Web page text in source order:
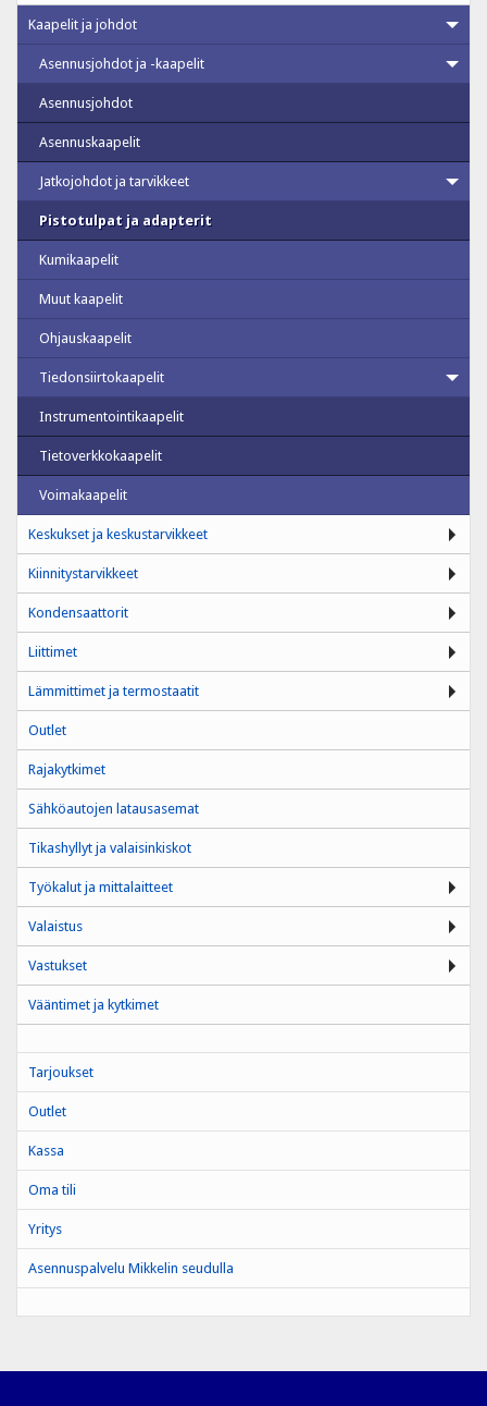
Kaapelit ja johdot
Asennusjohdot ja -kaapelit
Asennusjohdot
Asennuskaapelit
Jatkojohdot ja tarvikkeet
Pistotulpat ja adapterit
Kumikaapelit
Muut kaapelit
Ohjauskaapelit
Tiedonsiirtokaapelit
Instrumentointikaapelit
Tietoverkkokaapelit
Voimakaapelit
Keskukset ja keskustarvikkeet
Kiinnitystarvikkeet
Kondensaattorit
Liittimet
Lämmittimet ja termostaatit
Outlet
Rajakytkimet
Sähköautojen latausasemat
Tikashyllyt ja valaisinkiskot
Työkalut ja mittalaitteet
Valaistus
Vastukset
Vääntimet ja kytkimet
Tarjoukset
Outlet
Kassa
Oma tili
Yritys
Asennuspalvelu Mikkelin seudulla